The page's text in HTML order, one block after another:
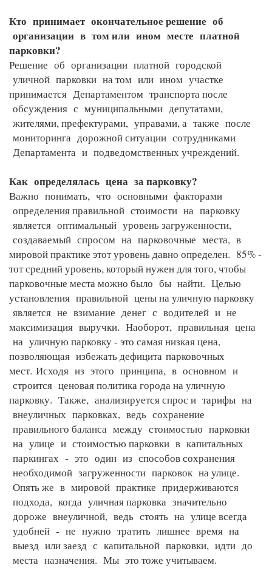
Кто принимает окончательное решение об
организации в том или ином месте платной
парковки?
Решение об организации платной городской
уличной парковки на том или ином участке
принимается Департаментом транспорта после
обсуждения с муниципальными депутатами,
жителями, префектурами, управами, а также после
мониторинга дорожной ситуации сотрудниками
Департамента и подведомственных учреждений.
Как определялась цена за парковку?
Важно понимать, что основными факторами
определения правильной стоимости на парковку
является оптимальный уровень загруженности,
создаваемый спросом на парковочные места, в
мировой практике этот уровень давно определен. 85% -
тот средний уровень, который нужен для того, чтобы
парковочные места можно было бы найти. Целью
установления правильной цены на уличную парковку
является не взимание денег с водителей и не
максимизация выручки. Наоборот, правильная цена
на уличную парковку - это самая низкая цена,
позволяющая избежать дефицита парковочных
мест. Исходя из этого принципа, в основном и
строится ценовая политика города на уличную
парковку. Также, анализируется спрос и тарифы на
внеуличных парковках, ведь сохранение
правильного баланса между стоимостью парковки
на улице и стоимостью парковки в капитальных
паркингах - это один из способов сохранения
необходимой загруженности парковок на улице.
Опять же в мировой практике придерживаются
подхода, когда уличная парковка значительно
дороже внеуличной, ведь стоять на улице всегда
удобней - не нужно тратить лишнее время на
выезд или заезд с капитальной парковки, идти до
места назначения. Мы это тоже учитываем.